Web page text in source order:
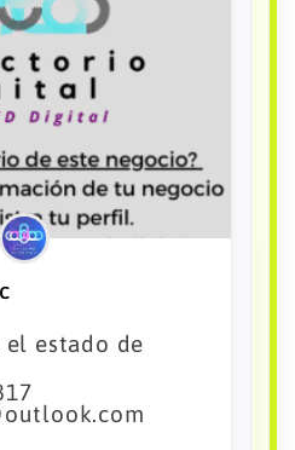
Negocio en tendencia
el estado de